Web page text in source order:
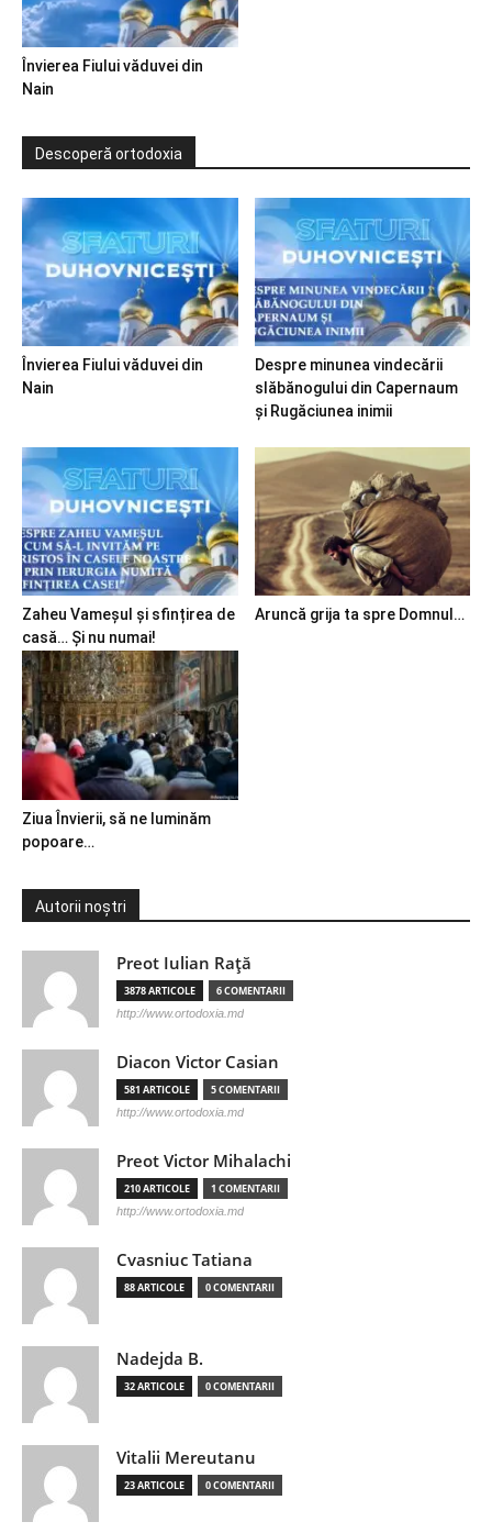
Învierea Fiului văduvei din
Nain
Descoperă ortodoxia
Învierea Fiului văduvei din
Nain
Despre minunea vindecării
slăbănogului din Capernaum
și Rugăciunea inimii
Zaheu Vameșul și sfințirea de
casă… Și nu numai!
Aruncă grija ta spre Domnul…
Ziua Învierii, să ne luminăm
popoare…
Autorii noștri
Preot Iulian Raţă
3878 ARTICOLE 6 COMENTARII
http://www.ortodoxia.md
Diacon Victor Casian
581 ARTICOLE 5 COMENTARII
http://www.ortodoxia.md
Preot Victor Mihalachi
210 ARTICOLE 1 COMENTARII
http://www.ortodoxia.md
Cvasniuc Tatiana
88 ARTICOLE 0 COMENTARII
Nadejda B.
32 ARTICOLE 0 COMENTARII
Vitalii Mereutanu
23 ARTICOLE 0 COMENTARII